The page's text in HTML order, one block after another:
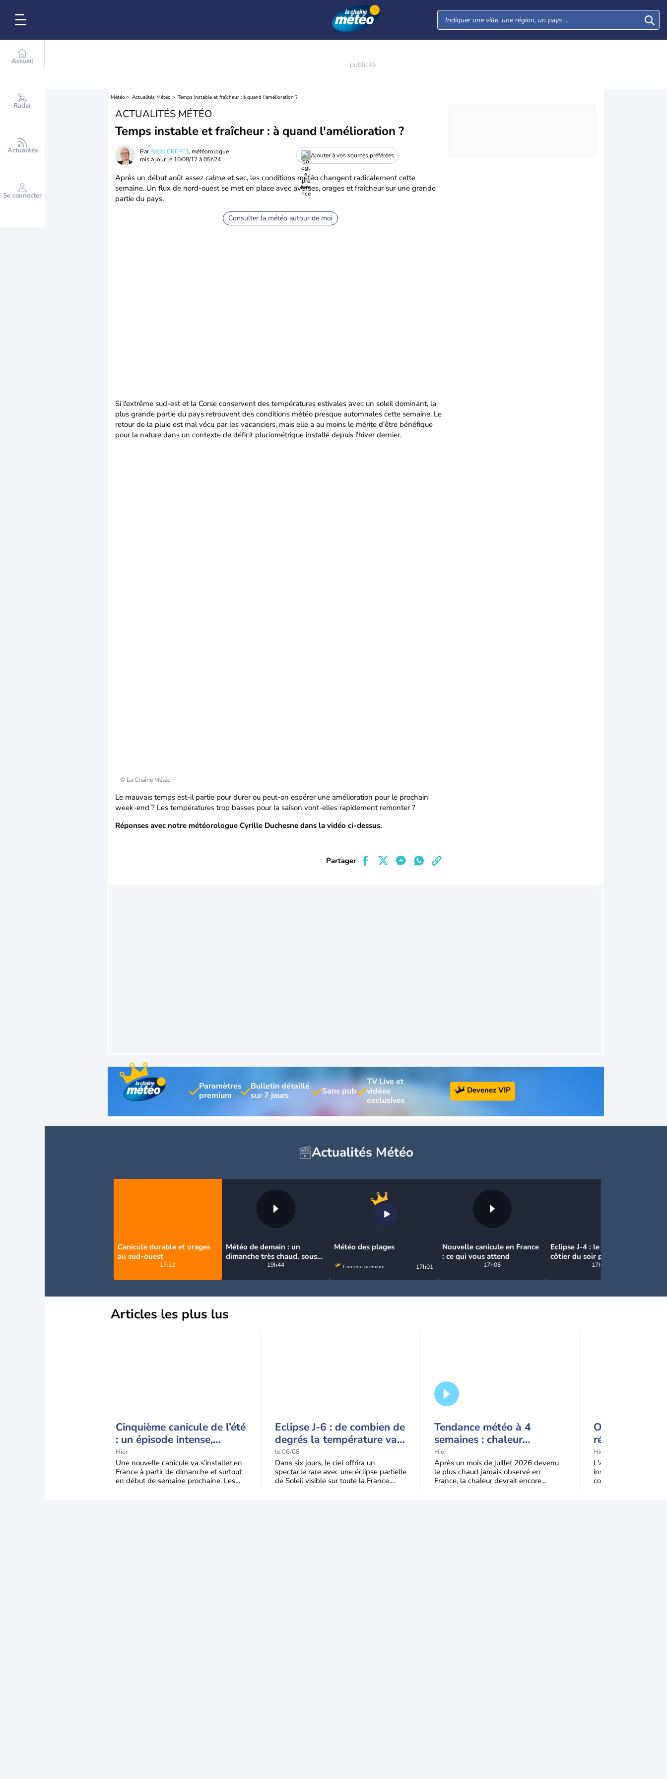
Accueil
Radar
Actualités
Se connecter
Météo Actualités Météo Temps instable et fraîcheur : à quand l'amélioration ?
ACTUALITÉS MÉTÉO
Temps instable et fraîcheur : à quand l'amélioration ?
ParRégis CRÉPET, météorologue
mis à jour le 10/08/17 à 05h24
Ajouter à vos sources préférées
Après un début août assez calme et sec, les conditions météo changent radicalement cette
semaine. Un flux de nord-ouest se met en place avec averses, orages et fraîcheur sur une grande
partie du pays.
Consulter la météo autour de moi
Si l'extrême sud-est et la Corse conservent des températures estivales avec un soleil dominant, la
plus grande partie du pays retrouvent des conditions météo presque automnales cette semaine. Le
retour de la pluie est mal vécu par les vacanciers, mais elle a au moins le mérite d'être bénéfique
pour la nature dans un contexte de déficit pluciométrique installé depuis l'hiver dernier.
© La Chaîne Météo
Le mauvais temps est-il partie pour durer ou peut-on espérer une amélioration pour le prochain
week-end ? Les températures trop basses pour la saison vont-elles rapidement remonter ?
Réponses avec notre météorologue Cyrille Duchesne dans la vidéo ci-dessus.
Partager
Paramètres
Bulletin détaillé
TV Live et
vidéos
Devenez VIP
Actualités Météo
Canicule durable et orages
au sud-ouest
17:22
Météo de demain : un
dimanche très chaud, sous
la menace de quelques
19h44
Météo des plages
Contenu premium 17h01
Nouvelle canicule en France
: ce qui vous attend
17h05
Eclipse J-4 : le brouillard
côtier du soir peut-il gâcher
l’observation de l’éclipse à la
17h04
Articles les plus lus
Cinquième canicule de l’été
: un épisode intense,
durable et étendu la
semaine prochaine
Hier
Une nouvelle canicule va s’installer en
France à partir de dimanche et surtout
en début de semaine prochaine. Les
Eclipse J-6 : de combien de
degrés la température va-
t-elle chuter pendant
l'éclipse du 12 août ?
le 06/08
Dans six jours, le ciel offrira un
spectacle rare avec une éclipse partielle
de Soleil visible sur toute la France.
Tendance météo à 4
semaines : chaleur
prédominante jusqu'en
septembre
Hier
Après un mois de juillet 2026 devenu
le plus chaud jamais observé en
France, la chaleur devrait encore
Orages ce
régions à
retour de la
Hier
L'atmosphère
instable ce week-
conflit de masses